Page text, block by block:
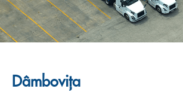
Dâmbovița